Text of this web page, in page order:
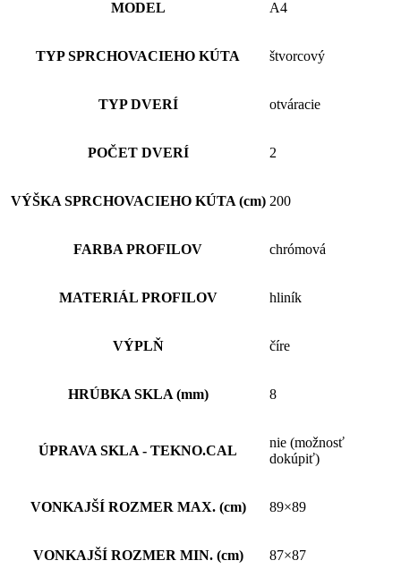
MODEL A4
TYP SPRCHOVACIEHO KÚTA štvorcový
TYP DVERÍ otváracie
POČET DVERÍ 2
VÝŠKA SPRCHOVACIEHO KÚTA (cm) 200
FARBA PROFILOV chrómová
MATERIÁL PROFILOV hliník
VÝPLŇ číre
HRÚBKA SKLA (mm) 8
ÚPRAVA SKLA - TEKNO.CAL
nie (možnosť
dokúpiť)
VONKAJŠÍ ROZMER MAX. (cm) 89×89
VONKAJŠÍ ROZMER MIN. (cm) 87×87